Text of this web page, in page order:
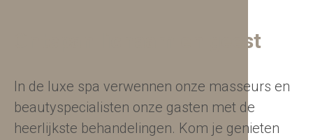
Ontspan lichaam en geest
In de luxe spa verwennen onze masseurs en
beautyspecialisten onze gasten met de
heerlijkste behandelingen. Kom je genieten